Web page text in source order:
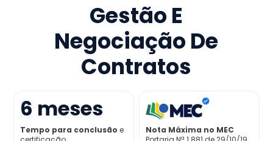
Como funciona
Credenciamento MEC
Já sou aluno
Gestão E
Negociação De
Contratos
6 meses
Tempo para conclusão e
Nota Máxima no MEC